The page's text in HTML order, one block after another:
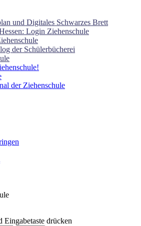
und Digitales Schwarzes Brett
Login Ziehenschule
der Schülerbücherei
der Ziehenschule
Eingabetaste drücken